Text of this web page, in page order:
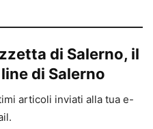
di Salerno, il
di Salerno
articoli inviati alla tua e-